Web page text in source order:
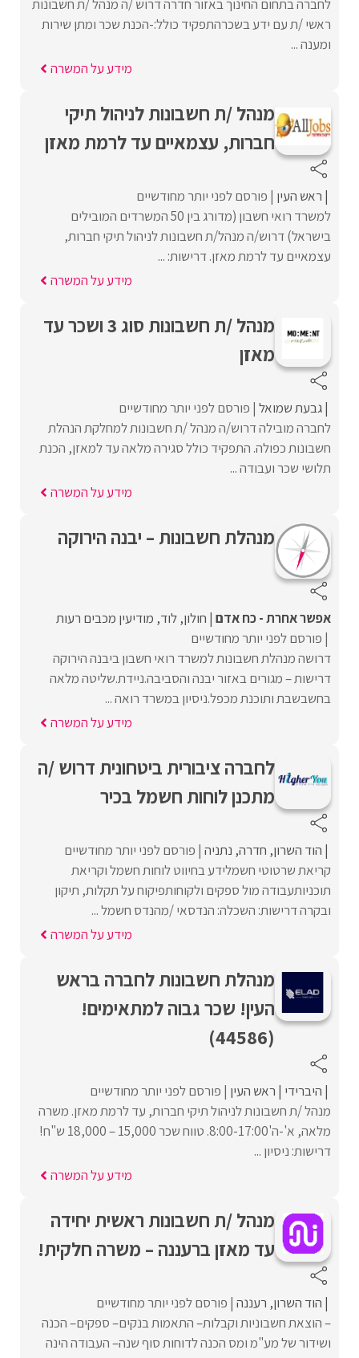
לחברה בתחום החינוך באזור חדרה דרוש /ה מנהל /ת חשבונות
ראשי /ת עם ידע בשכרהתפקיד כולל:-הכנת שכר ומתן שירות
ומענה ...
מידע על המשרה
מנהל /ת חשבונות לניהול תיקי
חברות, עצמאיים עד לרמת מאזן
ראש העין פורסם לפני יותר מחודשיים
למשרד רואי חשבון (מדורג בין 50 המשרדים המובילים
בישראל) דרוש/ה מנהל/ת חשבונות לניהול תיקי חברות,
עצמאיים עד לרמת מאזן. דרישות: ...
מידע על המשרה
מנהל /ת חשבונות סוג 3 ושכר עד
מאזן
גבעת שמואל פורסם לפני יותר מחודשיים
לחברה מובילה דרוש/ה מנהל /ת חשבונות למחלקת הנהלת
חשבונות כפולה. התפקיד כולל סגירה מלאה עד למאזן, הכנת
תלושי שכר ועבודה ...
מידע על המשרה
מנהלת חשבונות – יבנה הירוקה
אפשר אחרת - כח אדם חולון לוד מודיעין מכבים רעות
פורסם לפני יותר מחודשיים
דרושה מנהלת חשבונות למשרד רואי חשבון ביבנה הירוקה
דרישות – מגורים באזור יבנה והסביבה.ניידת.שליטה מלאה
בחשבשבת ותוכנת מכפל.ניסיון במשרד רואה ...
מידע על המשרה
לחברה ציבורית ביטחונית דרוש /ה
מתכנן לוחות חשמל בכיר
הוד השרון חדרה נתניה פורסם לפני יותר מחודשיים
קריאת שרטוטי חשמלידע בחיווט לוחות חשמל וקריאת
תוכניותעבודה מול ספקים ולקוחותפיקוח על תקלות, תיקון
ובקרה דרישות: השכלה: הנדסאי /מהנדס חשמל ...
מידע על המשרה
מנהלת חשבונות לחברה בראש
העין! שכר גבוה למתאימים!
(44586)
היברידי ראש העין פורסם לפני יותר מחודשיים
מנהל /ת חשבונות לניהול תיקי חברות, עד לרמת מאזן. משרה
מלאה, א'-ה'8:00-17:00. טווח שכר 15,000 – 18,000 ש"ח!
דרישות: ניסיון ...
מידע על המשרה
מנהל /ת חשבונות ראשית יחידה
עד מאזן ברעננה – משרה חלקית!
הוד השרון רעננה פורסם לפני יותר מחודשיים
– הוצאת חשבוניות וקבלות– התאמות בנקים– ספקים– הכנה
ושידור של מע"מ ומס הכנה לדוחות סוף שנה– העבודה הינה